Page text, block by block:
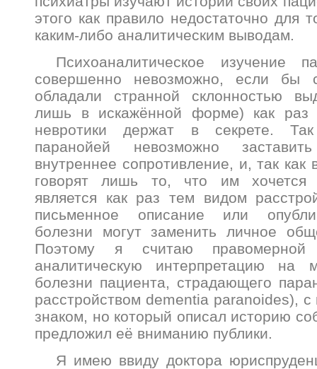
этого как правило недостаточно для
каким-либо аналитическим выводам.
Психоаналитическое изучение
совершенно невозможно, если бы
обладали странной склонностью
лишь в искажённой форме) как раз
невротики держат в секрете.
паранойей невозможно
внутреннее сопротивление, и, так
говорят лишь то, что им хочется
является как раз тем видом
письменное описание или
болезни могут заменить личное
Поэтому я считаю правомерной
аналитическую интерпретацию на
болезни пациента, страдающего
расстройством dementia paranoides),
знаком, но который описал историю
предложил её вниманию публики.
Я имею ввиду доктора